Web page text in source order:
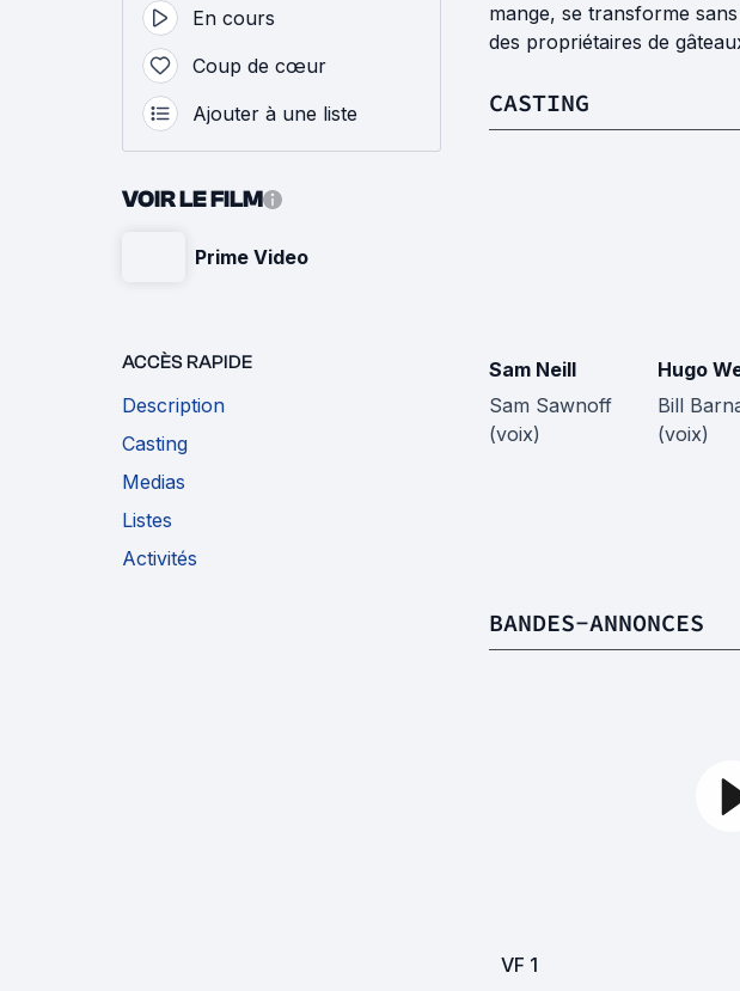
En cours
Coup de cœur
Ajouter à une liste
VOIR LE FILM
Prime Video
ACCÈS RAPIDE
Description
Casting
Medias
Listes
Activités
mange, se transforme
des propriétaires de
CASTING
Sam Neill
Sam Sawnoff
(voix)
Hugo
Bill
(voix)
BANDES-ANNONCES
VF 1